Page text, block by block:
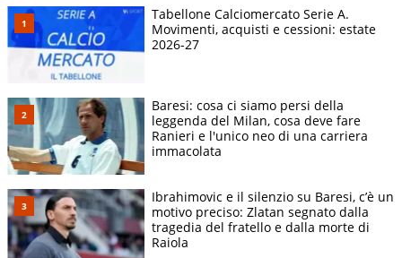
Tabellone Calciomercato Serie A.
Movimenti, acquisti e cessioni: estate
2026-27
Baresi: cosa ci siamo persi della
leggenda del Milan, cosa deve fare
Ranieri e l'unico neo di una carriera
immacolata
Ibrahimovic e il silenzio su Baresi, c’è un
motivo preciso: Zlatan segnato dalla
tragedia del fratello e dalla morte di
Raiola